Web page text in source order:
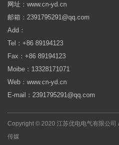
网址：www.cn-yd.cn
邮箱：2391795291@qq.com
Add：
Tel：+86 89194123
Fax：+86 89194123
Moibe：13328171071
Web：www.cn-yd.cn
E-mail：2391795291@qq.com
Copyright © 2020 江苏优电电气有限公司
传媒